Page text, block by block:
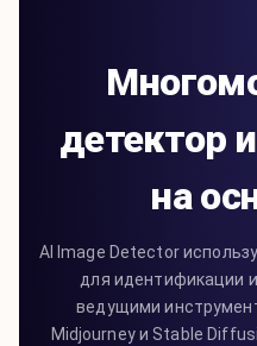
детектор
на
AI Image Detector
для идентификации
ведущими
Midjourney и Stable